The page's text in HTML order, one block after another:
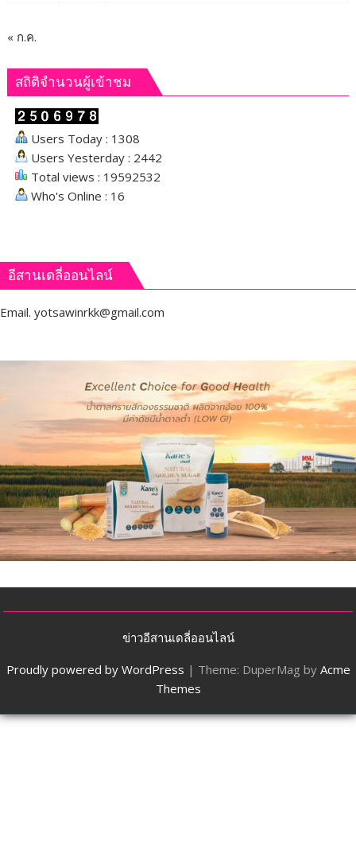
« ก.ค.
สถิติจำนวนผู้เข้าชม
Users Today : 1308
Users Yesterday : 2442
Total views : 19592532
Who's Online : 16
อีสานเดลี่ออนไลน์
Email. yotsawinrkk@gmail.com
ข่าวอีสานเดลี่ออนไลน์
Proudly powered by WordPress | Theme: DuperMag by Acme
Themes